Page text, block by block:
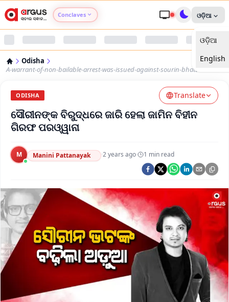
Conclaves
Argus Nari Shakti
Argus Health Connect
Argus Swaad Odisha
Argus Chalo Dekhein Apna Desh
ଓଡ଼ିଆ
ଓଡ଼ିଆ
English
Odisha
A-warrant-of-non-bailable-arrest-was-issued-against-sourin-bhatt
ODISHA Translate
ସୌରୀନଙ୍କ ବିରୁଦ୍ଧରେ ଜାରି ହେଲା ଜାମିନ ବିହୀନ
ଗିରଫ ପରଓ୍ୱାନା
M Manini Pattanayak ·2 years ago· 1 min read